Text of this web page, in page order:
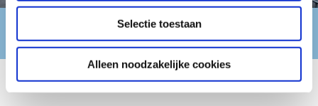
Selectie toestaan
Alleen noodzakelijke cookies
Thema Leven Lang Ontwikkelen